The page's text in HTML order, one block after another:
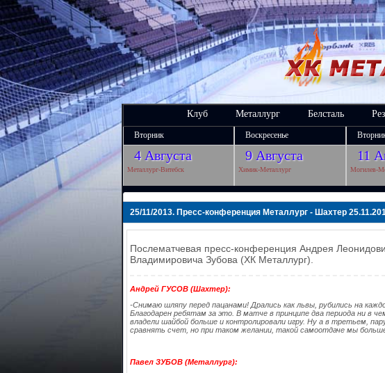
Клуб Металлург Белсталь
Вторник Воскресенье
4 Августа 9 Августа 11
Металлург-Витебск Химик-Металлург Могилев-
25/11/2013. Пресс-конференция Металлург - Шахтер
Послематчевая пресс-конференция Андрея
Владимировича Зубова (ХК Металлург).
Андрей ГУСОВ (Шахтер):
-Снимаю шляпу перед пацанами! Дрались как львы, рубились на
Благодарен ребятам за это. В матче в принципе два периода ни в
владели шайбой больше и контролировали игру. Ну а в третьем,
сравнять счет, но при таком желании, такой самоотдаче мы
Павел ЗУБОВ (Металлург):